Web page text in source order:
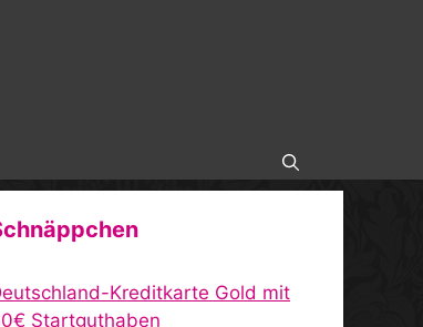
Kreditkarte Gold mit
Startguthaben